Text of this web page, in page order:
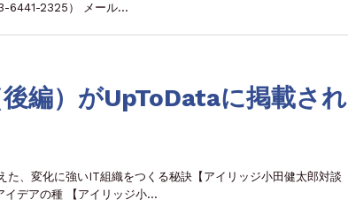
6441-2325） メール…
編）がUpToDataに掲載され
、変化に強いIT組織をつくる秘訣【アイリッジ小田健太郎対談
イデアの種 【アイリッジ小…